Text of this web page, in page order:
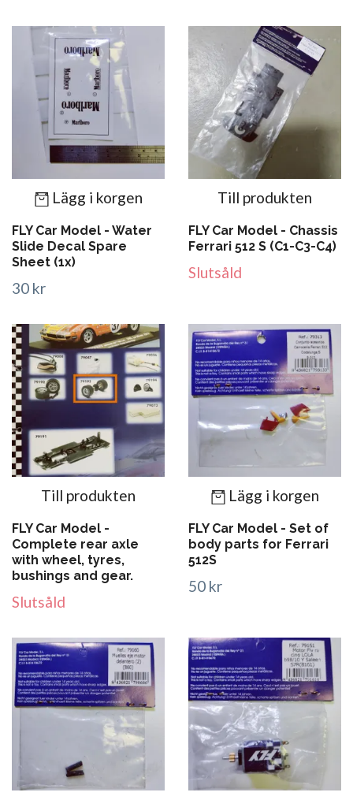
Lägg i korgen
FLY Car Model - Water
Slide Decal Spare
Sheet (1x)
30 kr
Till produkten
FLY Car Model - Chassis
Ferrari 512 S (C1-C3-C4)
Slutsåld
Till produkten
FLY Car Model -
Complete rear axle
with wheel, tyres,
bushings and gear.
Slutsåld
Lägg i korgen
FLY Car Model - Set of
body parts for Ferrari
512S
50 kr